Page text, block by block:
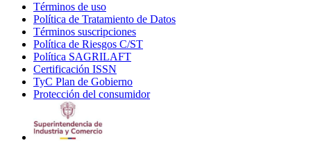
Términos de uso
in
new
window
Política de Tratamiento de Datos
Términos suscripciones
in
Política de Riesgos C/ST
Política SAGRILAFT
new
window
Certificación ISSN
in
new
TyC Plan de Gobierno
in
Protección del consumidorOpens